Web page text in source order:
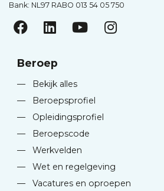
Bank: NL97 RABO 013 54 05 750
Beroep
—
Bekijk alles
—
Beroepsprofiel
—
Opleidingsprofiel
—
Beroepscode
—
Werkvelden
—
Wet en regelgeving
—
Vacatures en oproepen